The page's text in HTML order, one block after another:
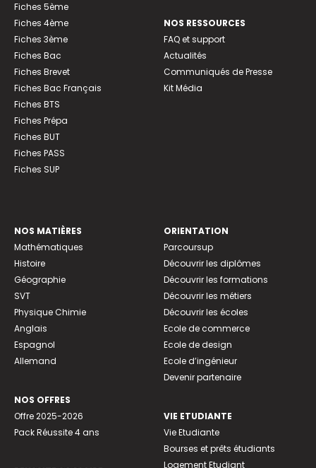
Fiches 5ème
Fiches 4ème
Fiches 3ème
Fiches Bac
Fiches Brevet
Fiches Bac Français
Fiches BTS
Fiches Prépa
Fiches BUT
Fiches PASS
Fiches SUP
NOS RESSOURCES
FAQ et support
Actualités
Communiqués de Presse
Kit Média
NOS MATIÈRES
Mathématiques
Histoire
Géographie
SVT
Physique Chimie
Anglais
Espagnol
Allemand
NOS OFFRES
Offre 2025-2026
Pack Réussite 4 ans
ORIENTATION
Parcoursup
Découvrir les diplômes
Découvrir les formations
Découvrir les métiers
Découvrir les écoles
Ecole de commerce
Ecole de design
Ecole d’ingénieur
Devenir partenaire
VIE ETUDIANTE
Vie Etudiante
Bourses et prêts étudiants
Logement Etudiant